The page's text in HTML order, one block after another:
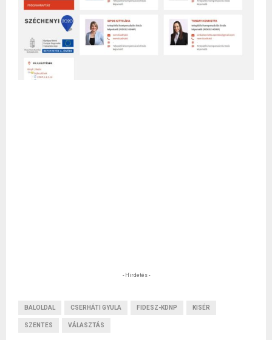
- Hirdetés -
BALOLDAL CSERHÁTI GYULA FIDESZ-KDNP KISÉR
SZENTES VÁLASZTÁS